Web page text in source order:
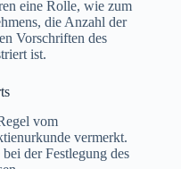
eine Rolle, wie zum
die Anzahl der
Vorschriften des
ist.
vom
vermerkt.
der Festlegung des